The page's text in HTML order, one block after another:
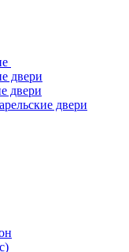
двери
двери
двери